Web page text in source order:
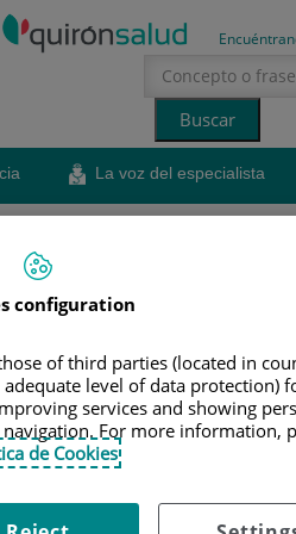
La voz del especialista
y sus
Valencia, nos explica el
para el tratamiento de la
uso para abordar otras
configuration
of third parties (located in
level of data protection)
services and showing
For more information,
de Cookies